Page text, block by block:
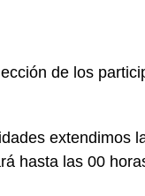
de los
extendimos
hasta las 00